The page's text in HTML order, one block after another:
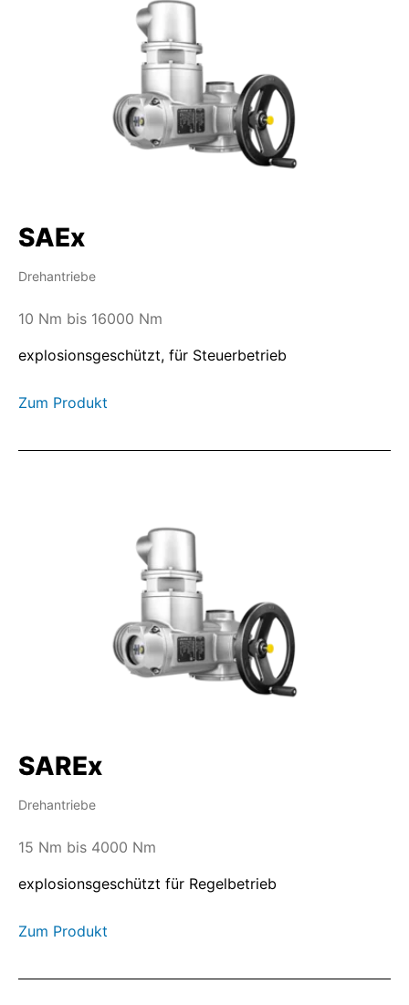
SAEx
Drehantriebe
10 Nm bis 16000 Nm
explosionsgeschützt, für Steuerbetrieb
Zum Produkt
SAREx
Drehantriebe
15 Nm bis 4000 Nm
explosionsgeschützt für Regelbetrieb
Zum Produkt